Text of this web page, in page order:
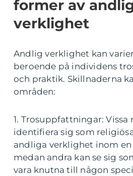
former av
verklighet
Andlig verklighet kan
beroende på individens
och praktik. Skillnaderna
områden:
1. Trosuppfattningar: Vissa
identifiera sig som
andliga verklighet inom
medan andra kan se sig
vara knutna till någon